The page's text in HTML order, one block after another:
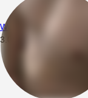
Wojciech94
3.05.2026